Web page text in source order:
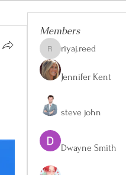
Members
riyaj.reed
riyaj.reed
Jennifer Kent
steve john
Dwayne Smith